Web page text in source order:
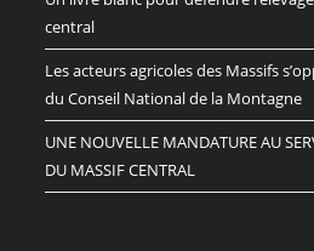
central
Les acteurs agricoles des Massifs
du Conseil National de la Montagne
UNE NOUVELLE MANDATURE AU
DU MASSIF CENTRAL